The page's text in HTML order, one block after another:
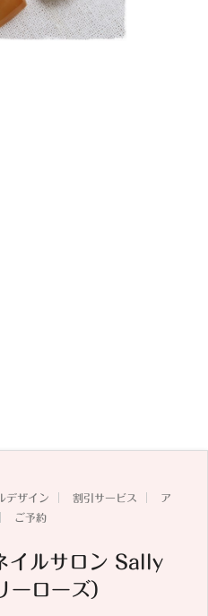
デザイン 割引サービス
ア
ご予約
イルサロン Sally
ーローズ）